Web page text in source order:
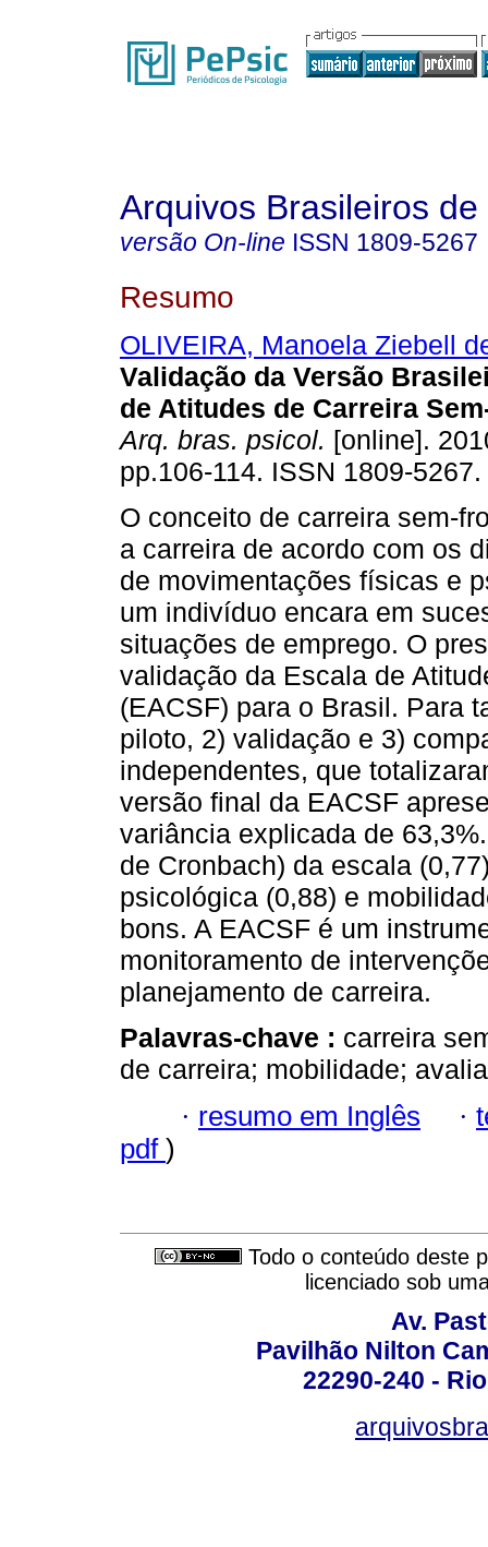
Arquivos Brasileiros
versão On-line ISSN 1809-5267
Resumo
OLIVEIRA, Manoela Ziebell
Validação da Versão
de Atitudes de Carreira
Arq. bras. psicol. [online].
pp.106-114. ISSN 1809-5267.
O conceito de carreira sem-
a carreira de acordo com os
de movimentações físicas e
um indivíduo encara em
situações de emprego. O
validação da Escala de
(EACSF) para o Brasil. Para
piloto, 2) validação e 3)
independentes, que
versão final da EACSF
variância explicada de
de Cronbach) da escala
psicológica (0,88) e
bons. A EACSF é um
monitoramento de
planejamento de carreira.
Palavras-chave : carreira
de carreira; mobilidade;
· resumo em Inglês ·
pdf )
Todo o conteúdo deste
licenciado sob
Av.
Pavilhão Nilton
22290-240 -